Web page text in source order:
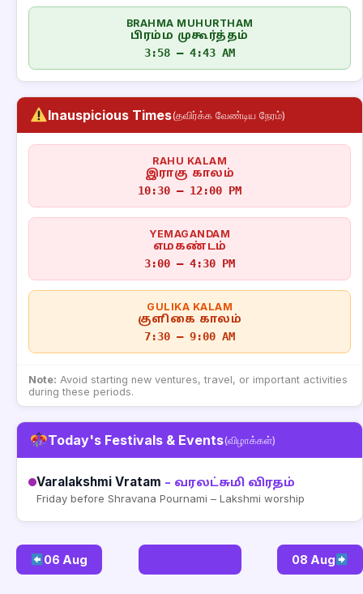
BRAHMA MUHURTHAM
பிரம்ம முகூர்த்தம்
3:58 – 4:43 AM
Inauspicious Times(தவிர்க்க வேண்டிய நேரம்)
RAHU KALAM
இராகு காலம்
10:30 – 12:00 PM
YEMAGANDAM
எமகண்டம்
3:00 – 4:30 PM
GULIKA KALAM
குளிகை காலம்
7:30 – 9:00 AM
Note: Avoid starting new ventures, travel, or important activities
during these periods.
Today's Festivals & Events(விழாக்கள்)
Varalakshmi Vratam – வரலட்சுமி விரதம்
Friday before Shravana Pournami – Lakshmi worship
06 Aug 08 Aug